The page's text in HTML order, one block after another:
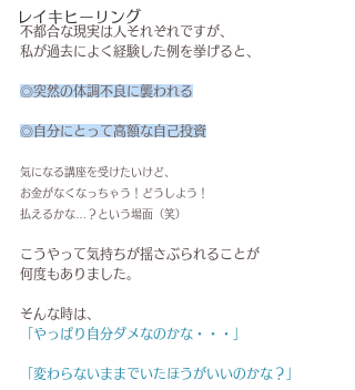
レイキヒーリング
不都合な現実は人それぞれですが、
私が過去によく経験した例を挙げると、
◎突然の体調不良に襲われる
◎自分にとって高額な自己投資
気になる講座を受けたいけど、
お金がなくなっちゃう！どうしよう！
払えるかな…？という場面（笑）
こうやって気持ちが揺さぶられることが
何度もありました。
そんな時は、
「やっぱり自分ダメなのかな・・・」
「変わらないままでいたほうがいいのかな？」